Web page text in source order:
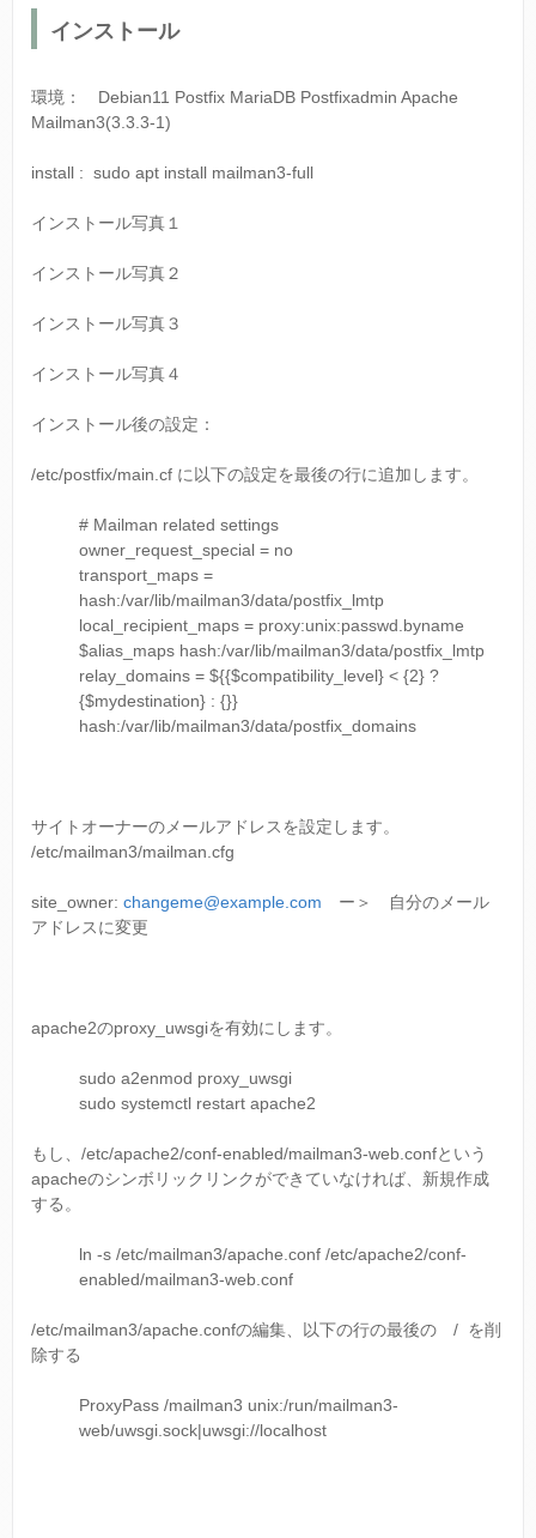
インストール
環境： Debian11 Postfix MariaDB Postfixadmin Apache
Mailman3(3.3.3-1)
install : sudo apt install mailman3-full
インストール写真１
インストール写真２
インストール写真３
インストール写真４
インストール後の設定：
/etc/postfix/main.cf に以下の設定を最後の行に追加します。
# Mailman related settings
owner_request_special = no
transport_maps =
hash:/var/lib/mailman3/data/postfix_lmtp
local_recipient_maps = proxy:unix:passwd.byname
$alias_maps hash:/var/lib/mailman3/data/postfix_lmtp
relay_domains = ${{$compatibility_level} < {2} ?
{$mydestination} : {}}
hash:/var/lib/mailman3/data/postfix_domains
サイトオーナーのメールアドレスを設定します。
/etc/mailman3/mailman.cfg
site_owner: changeme@example.com ー＞ 自分のメール
アドレスに変更
apache2のproxy_uwsgiを有効にします。
sudo a2enmod proxy_uwsgi
sudo systemctl restart apache2
もし、/etc/apache2/conf-enabled/mailman3-web.confという
apacheのシンボリックリンクができていなければ、新規作成
する。
ln -s /etc/mailman3/apache.conf /etc/apache2/conf-
enabled/mailman3-web.conf
/etc/mailman3/apache.confの編集、以下の行の最後の / を削
除する
ProxyPass /mailman3 unix:/run/mailman3-
web/uwsgi.sock|uwsgi://localhost